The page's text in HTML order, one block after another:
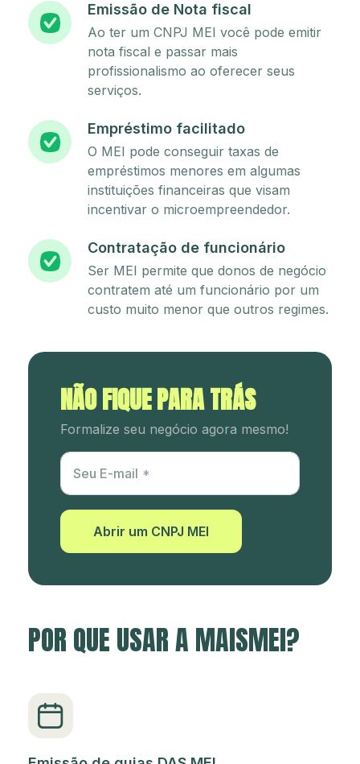
Emissão de Nota fiscal
Ao ter um CNPJ MEI você pode emitir
nota fiscal e passar mais
profissionalismo ao oferecer seus
serviços.
Empréstimo facilitado
O MEI pode conseguir taxas de
empréstimos menores em algumas
instituições financeiras que visam
incentivar o microempreendedor.
Contratação de funcionário
Ser MEI permite que donos de negócio
contratem até um funcionário por um
custo muito menor que outros regimes.
NÃO FIQUE PARA TRÁS
Formalize seu negócio agora mesmo!
Utm Content
Seu E-mail
Abrir um CNPJ MEI
POR QUE USAR A MAISMEI?